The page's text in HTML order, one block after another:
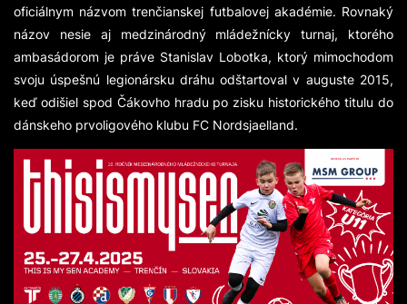
oficiálnym názvom trenčianskej futbalovej akadémie. Rovnaký
názov nesie aj medzinárodný mládežnícky turnaj, ktorého
ambasádorom je práve Stanislav Lobotka, ktorý mimochodom
svoju úspešnú legionársku dráhu odštartoval v auguste 2015,
keď odišiel spod Čákovho hradu po zisku historického titulu do
dánskeho prvoligového klubu FC Nordsjaelland.